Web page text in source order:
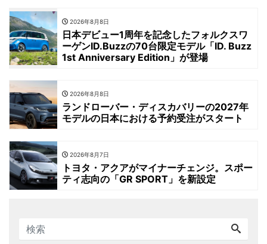
2026年8月8日
日本デビュー1周年を記念したフォルクスワ
ーゲンID.Buzzの70台限定モデル「ID. Buzz
1st Anniversary Edition」が登場
2026年8月8日
ランドローバー・ディスカバリーの2027年
モデルの日本における予約受注がスタート
2026年8月7日
トヨタ・アクアがマイナーチェンジ。スポー
ティ志向の「GR SPORT」を新設定